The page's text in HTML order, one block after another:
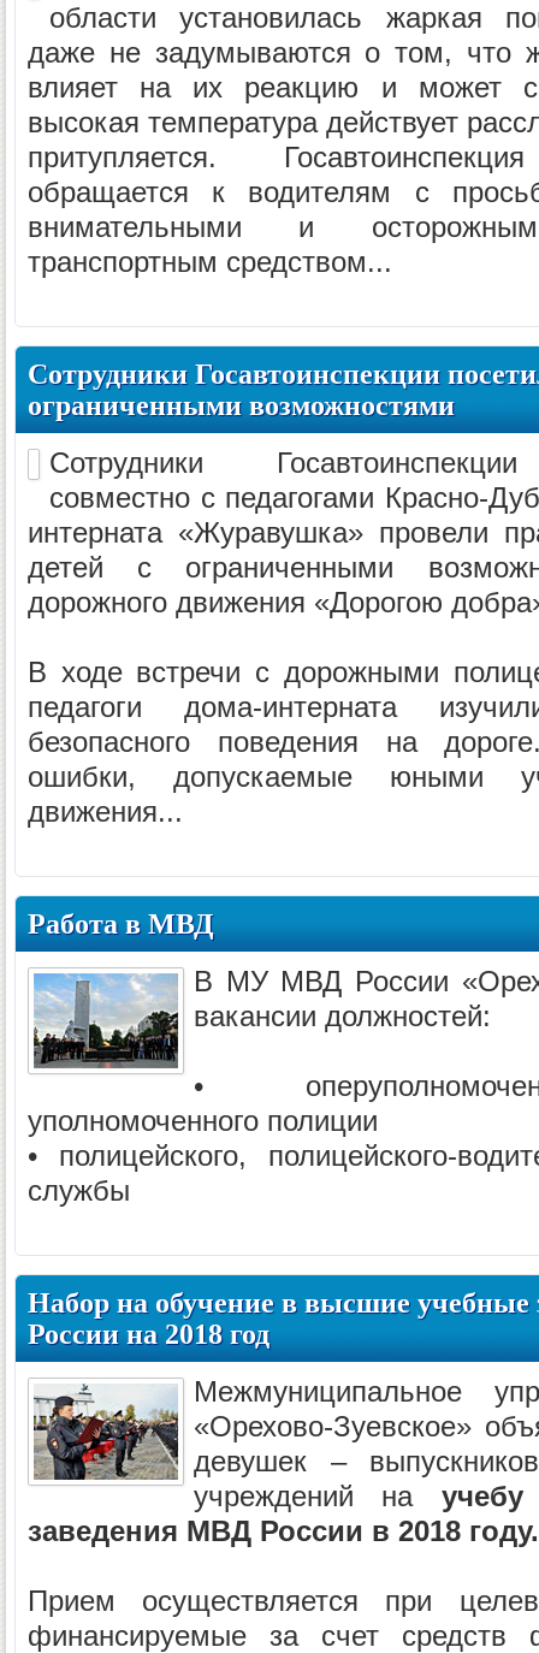
области установилась жаркая
даже не задумываются о том, что
влияет на их реакцию и может
высокая температура действует
притупляется.
обращается к водителям с
внимательными и
транспортным средством...
Сотрудники Госавтоинспекции
ограниченными возможностями
Сотрудники
совместно с педагогами Красно-
интерната «Журавушка» провели
детей с ограниченными
дорожного движения «Дорогою
В ходе встречи с дорожными
педагоги дома-интерната
безопасного поведения на
ошибки, допускаемые юными
движения...
Работа в МВД
В МУ МВД России
вакансии должностей:
•
уполномоченного полиции
• полицейского, полицейского-
службы
Набор на обучение в высшие
России на 2018 год
Межмуниципальное
«Орехово-Зуевское»
девушек –
учреждений на
заведения МВД России в 2018 году.
Прием осуществляется при
финансируемые за счет средств